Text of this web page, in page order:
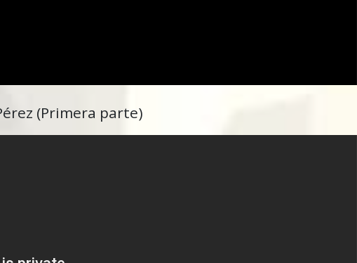
(Primera parte)